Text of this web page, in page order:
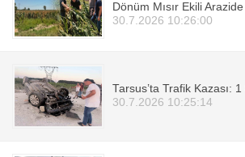
Dönüm Mısır Ekili
30.7.2026 10:26:00
Tarsus’ta Trafik Kazası: 1
30.7.2026 10:25:14